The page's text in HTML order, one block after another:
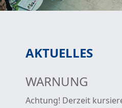
AKTUELLES
WARNUNG
Achtung! Derzeit